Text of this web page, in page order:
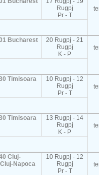
Rugpj
Pr - T
Bucharest
20 Rugpj - 21
Rugpj
K - P
Timisoara
10 Rugpj - 12
Rugpj
Pr - T
Timisoara
13 Rugpj - 14
Rugpj
K - P
Cluj-
Napoca
10 Rugpj - 12
Rugpj
Pr - T